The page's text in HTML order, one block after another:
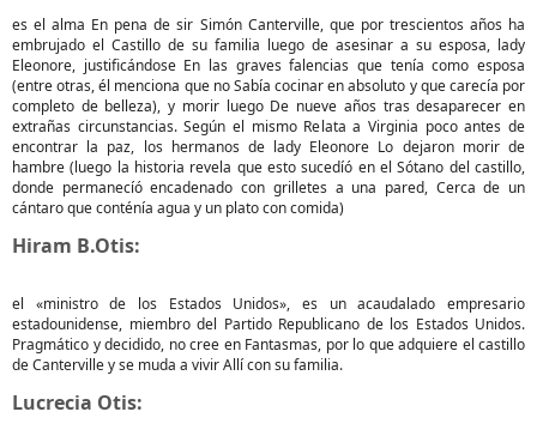
es el alma En pena de sir Simón Canterville, que por trescientos años ha
embrujado el Castillo de su familia luego de asesinar a su esposa, lady
Eleonore, justificándose En las graves falencias que tenía como esposa
(entre otras, él menciona que no Sabía cocinar en absoluto y que carecía por
completo de belleza), y morir luego De nueve años tras desaparecer en
extrañas circunstancias. Según el mismo Relata a Virginia poco antes de
encontrar la paz, los hermanos de lady Eleonore Lo dejaron morir de
hambre (luego la historia revela que esto sucedíó en el Sótano del castillo,
donde permanecíó encadenado con grilletes a una pared, Cerca de un
cántaro que conténía agua y un plato con comida)
Hiram B.Otis:
el «ministro de los Estados Unidos», es un acaudalado empresario
estadounidense, miembro del Partido Republicano de los Estados Unidos.
Pragmático y decidido, no cree en Fantasmas, por lo que adquiere el castillo
de Canterville y se muda a vivir Allí con su familia.
Lucrecia Otis: